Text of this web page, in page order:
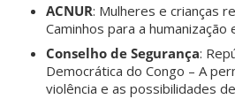
ACNUR: Mulheres e crianças
Caminhos para a humanização
Conselho de Segurança:
Democrática do Congo – A
violência e as possibilidades